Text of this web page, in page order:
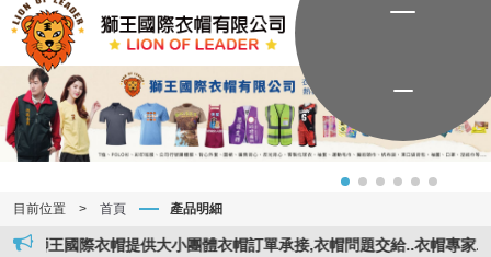
目前位置 > 首頁 產品明細
王國際衣帽提供大小團體衣帽訂單承接,衣帽問題交給..衣帽專家..。獅